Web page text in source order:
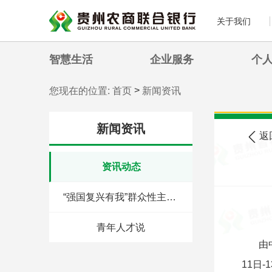
关于我们
智慧生活 企业服务 个
您现在的位置: 首页> 新闻资讯
新闻资讯
资讯动态
“强国复兴有我”群众性主题宣传教育活动
青年人才说
返
由
11日-